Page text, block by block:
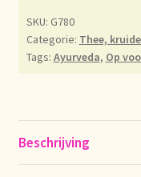
Devoluciones y garantía
Envío y entrega
Food safety
SKU: G780
Categorie: Thee,
Tags: Ayurveda, Op
Beschrijving